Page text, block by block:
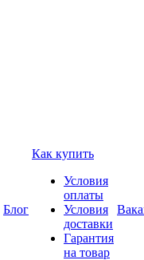
Блог
Как купить
Условия
оплаты
Условия
доставки
Гарантия
на товар